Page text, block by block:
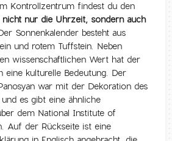
Kontrollzentrum findest du den
nicht nur die Uhrzeit, sondern auch
Sonnenkalender besteht aus
und rotem Tuffstein. Neben
wissenschaftlichen Wert hat der
eine kulturelle Bedeutung. Der
war mit der Dekoration des
es gibt eine ähnliche
dem National Institute of
Auf der Rückseite ist eine